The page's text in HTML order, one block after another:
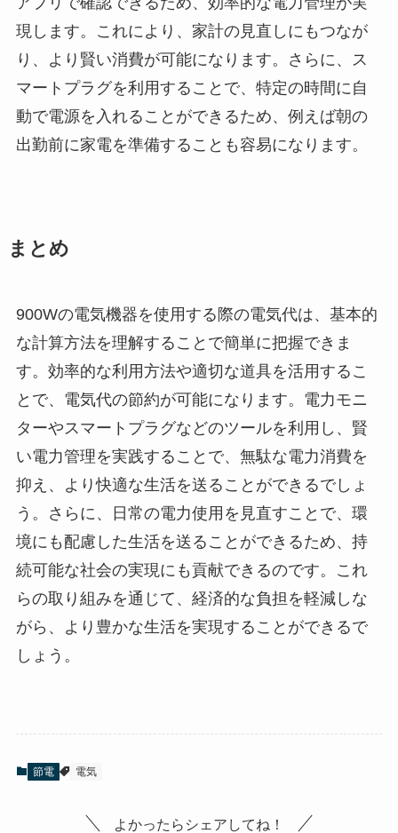
現します。これにより、家計の見直しにもつなが
り、より賢い消費が可能になります。さらに、ス
マートプラグを利用することで、特定の時間に自
動で電源を入れることができるため、例えば朝の
出勤前に家電を準備することも容易になります。
まとめ
900Wの電気機器を使用する際の電気代は、基本的
な計算方法を理解することで簡単に把握できま
す。効率的な利用方法や適切な道具を活用するこ
とで、電気代の節約が可能になります。電力モニ
ターやスマートプラグなどのツールを利用し、賢
い電力管理を実践することで、無駄な電力消費を
抑え、より快適な生活を送ることができるでしょ
う。さらに、日常の電力使用を見直すことで、環
境にも配慮した生活を送ることができるため、持
続可能な社会の実現にも貢献できるのです。これ
らの取り組みを通じて、経済的な負担を軽減しな
がら、より豊かな生活を実現することができるで
しょう。
節電 電気
よかったらシェアしてね！